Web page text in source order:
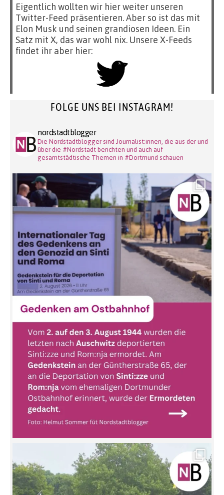
Eigentlich wollten wir hier weiter unseren
Twitter-Feed präsentieren. Aber so ist das mit
Elon Musk und seinen grandiosen Ideen. Ein
Satz mit X, das war wohl nix. Unsere X-Feeds
findet ihr aber hier:
FOLGE UNS BEI INSTAGRAM!
nordstadtblogger
Die Nordstadtblogger sind Journalist:innen, die aus der und
über die #Nordstadt berichten und auch auf
gesamtstädtische Themen in #Dortmund schauen